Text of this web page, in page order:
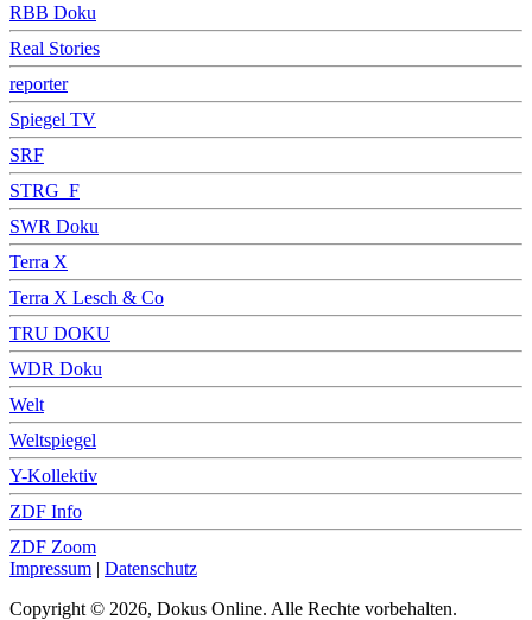
RBB Doku
Real Stories
reporter
Spiegel TV
SRF
STRG_F
SWR Doku
Terra X
Terra X Lesch & Co
TRU DOKU
WDR Doku
Welt
Weltspiegel
Y-Kollektiv
ZDF Info
ZDF Zoom
Impressum | Datenschutz
Copyright © 2026, Dokus Online. Alle Rechte vorbehalten.